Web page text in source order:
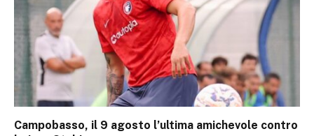
Campobasso, il 9 agosto l’ultima amichevole contro